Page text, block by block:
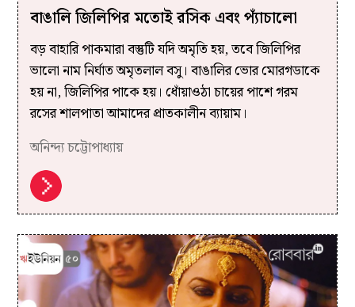
বাঙালি জিলিপির মতোই রসিক এবং প্যাঁচালো
বড় বাহারি পাকমারা বস্তুটি যদি অমৃতি হয়, তবে জিলিপির
ভালো নাম নির্ঘাত অমৃতলাল বসু। বাঙালির ভোর মোরগডাকে
হয় না, জিলিপির পাকে হয়। ধোঁয়াওঠা চায়ের পাশে গরম
রসের শালপাতা আমাদের প্রাতকালীন ব্যায়াম।
অনিন্দ্য চট্টোপাধ্যায়